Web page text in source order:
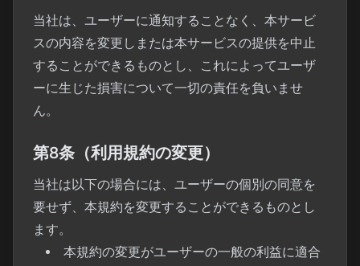
当社は、ユーザーに通知することなく、本サービ
スの内容を変更しまたは本サービスの提供を中止
することができるものとし、これによってユーザ
ーに生じた損害について一切の責任を負いませ
ん。
第8条（利用規約の変更）
当社は以下の場合には、ユーザーの個別の同意を
要せず、本規約を変更することができるものとし
ます。
本規約の変更がユーザーの一般の利益に適合